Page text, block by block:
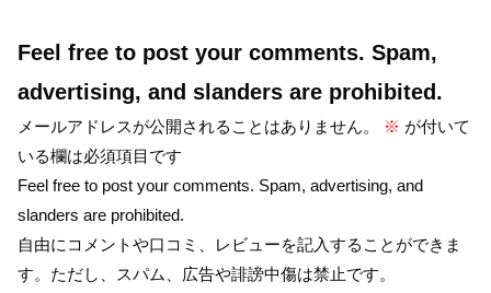
Feel free to post your comments. Spam,
advertising, and slanders are prohibited.
メールアドレスが公開されることはありません。 ※ が付いて
いる欄は必須項目です
Feel free to post your comments. Spam, advertising, and
slanders are prohibited.
自由にコメントや口コミ、レビューを記入することができま
す。ただし、スパム、広告や誹謗中傷は禁止です。